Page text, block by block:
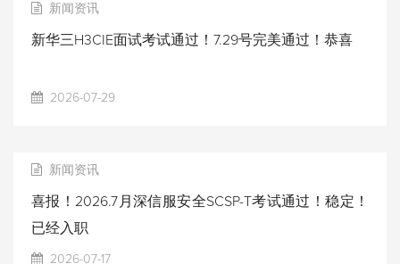
新闻资讯
新华三H3CIE面试考试通过！7.29号完美通过！恭喜
2026-07-29
新闻资讯
喜报！2026.7月深信服安全SCSP-T考试通过！稳定！
已经入职
2026-07-17